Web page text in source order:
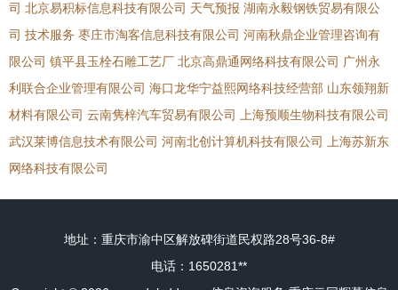
司 北京易积标信息科技有限公司 天气预报 湖南永毅钢铁贸易有限公
司 技术服务 枣庄市淘客信息科技有限公司 河南秋鼎企业管理咨询有
限公司 镇平县玉栓石雕工艺厂 北京高鼎通网络科技有限公司 广州永
利联合企业管理有限公司 海口龙华宁益熙网络科技经营部 山东领翔新
材料有限公司 云南隽梓汽车贸易有限公司
上海预顺生物科技有限公司
武汉莱博信息技术有限公司 河南北创计算机科技有限公司
上海苏新东
网络科技有限公司
地址：重庆市渝中区解放碑街道民权路28号36-8#
电话：1650281**